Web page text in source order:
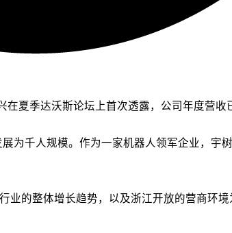
夏季达沃斯论坛上首次透露，公司年度营收
为千人规模。作为一家机器人领军企业，宇
业的整体增长趋势，以及浙江开放的营商环